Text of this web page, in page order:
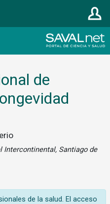
de
Intercontinental, Santiago de
de la salud. El acceso